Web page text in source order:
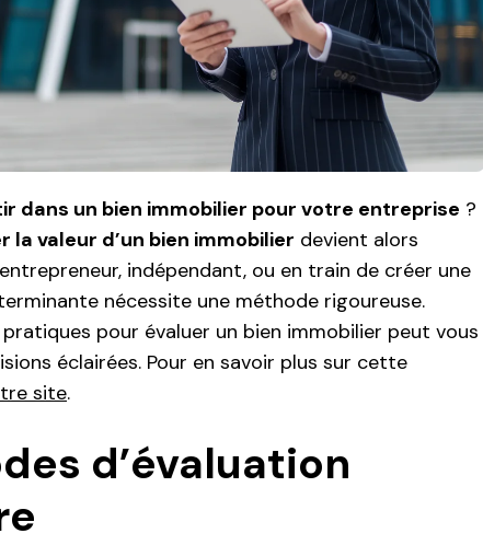
dans un bien immobilier pour votre entreprise ?
la valeur d’un bien immobilier devient alors
indépendant, ou en train de créer une
nécessite une méthode rigoureuse.
pour évaluer un bien immobilier peut vous
éclairées. Pour en savoir plus sur cette
site.
d’évaluation